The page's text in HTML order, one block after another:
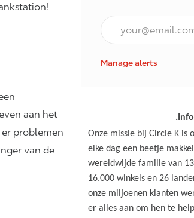
aan het
problemen
van de
E-mail Frequentie
Manage alerts
Onze missie bij Circle K is
elke dag een beetje
wereldwijde familie van
16.000 winkels en 26
onze miljoenen klanten
er alles aan om hen te